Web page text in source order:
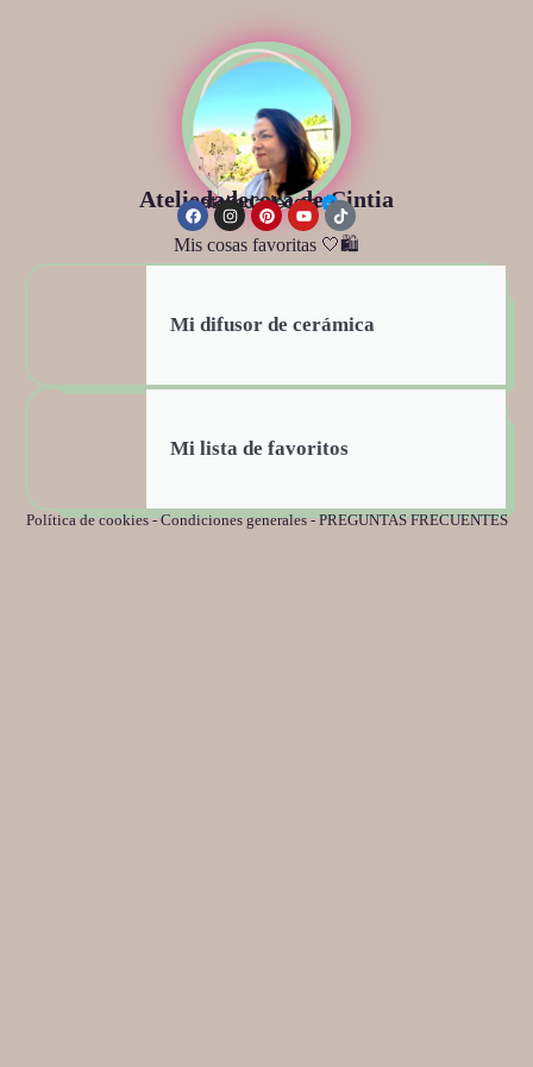
Ateliedadecora de Cintia
@ateliedadecora
Mis cosas favoritas 🤍🛍️
Mi difusor de cerámica
Mi lista de favoritos
Política de cookies-Condiciones generales-PREGUNTAS FRECUENTES